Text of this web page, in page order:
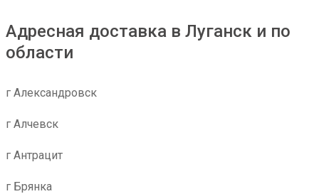
Адресная доставка в Луганск и по
области
г Александровск
г Алчевск
г Антрацит
г Брянка